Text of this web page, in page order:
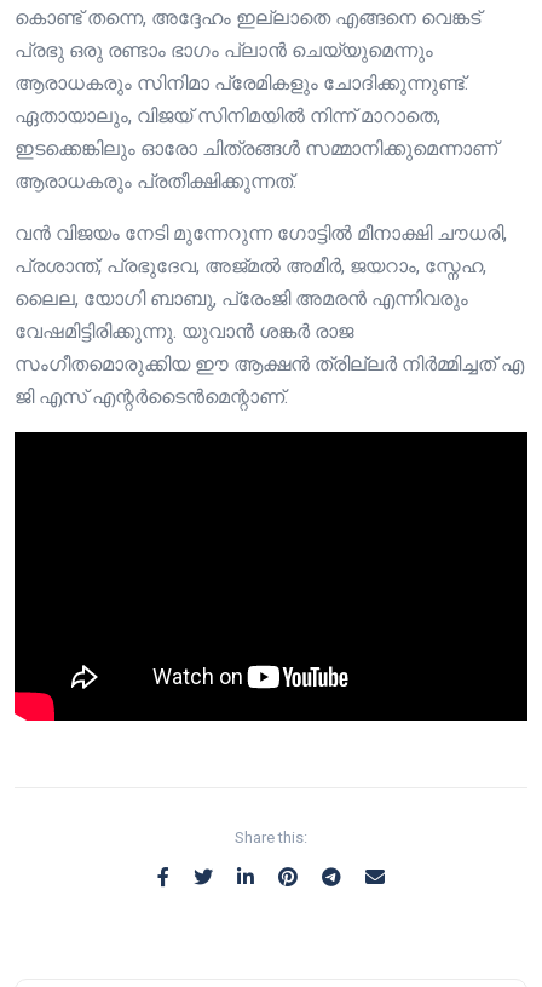
കൊണ്ട് തന്നെ, അദ്ദേഹം ഇല്ലാതെ എങ്ങനെ വെങ്കട്
പ്രഭു ഒരു രണ്ടാം ഭാഗം പ്ലാൻ ചെയ്യുമെന്നും
ആരാധകരും സിനിമാ പ്രേമികളും ചോദിക്കുന്നുണ്ട്.
ഏതായാലും, വിജയ് സിനിമയിൽ നിന്ന് മാറാതെ,
ഇടക്കെങ്കിലും ഓരോ ചിത്രങ്ങൾ സമ്മാനിക്കുമെന്നാണ്
ആരാധകരും പ്രതീക്ഷിക്കുന്നത്.
വൻ വിജയം നേടി മുന്നേറുന്ന ഗോട്ടിൽ മീനാക്ഷി ചൗധരി,
പ്രശാന്ത്, പ്രഭുദേവ, അജ്മൽ അമീർ, ജയറാം, സ്നേഹ,
ലൈല, യോഗി ബാബു, പ്രേംജി അമരൻ എന്നിവരും
വേഷമിട്ടിരിക്കുന്നു. യുവാൻ ശങ്കർ രാജ
സംഗീതമൊരുക്കിയ ഈ ആക്ഷൻ ത്രില്ലർ നിർമ്മിച്ചത് എ
ജി എസ് എന്റർടൈൻമെന്റാണ്.
Share this: